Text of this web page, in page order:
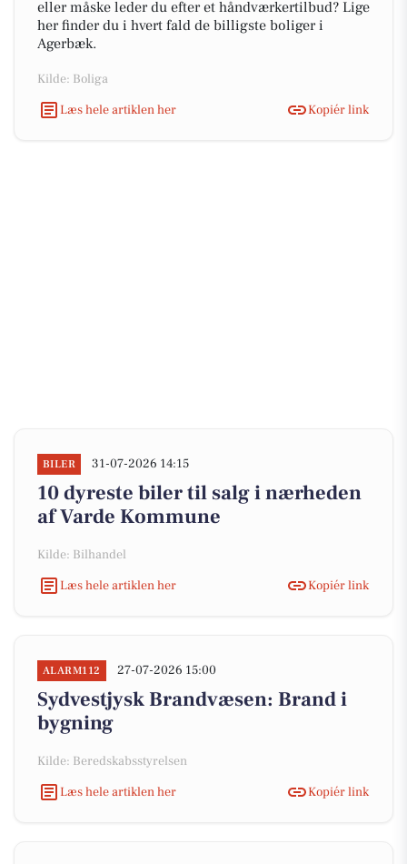
eller måske leder du efter et håndværkertilbud? Lige
her finder du i hvert fald de billigste boliger i
Agerbæk.
Kilde: Boliga
Læs hele artiklen her
Kopiér link
BILER 31-07-2026 14:15
10 dyreste biler til salg i nærheden
af Varde Kommune
Kilde: Bilhandel
Læs hele artiklen her
Kopiér link
ALARM112 27-07-2026 15:00
Sydvestjysk Brandvæsen: Brand i
bygning
Kilde: Beredskabsstyrelsen
Læs hele artiklen her
Kopiér link